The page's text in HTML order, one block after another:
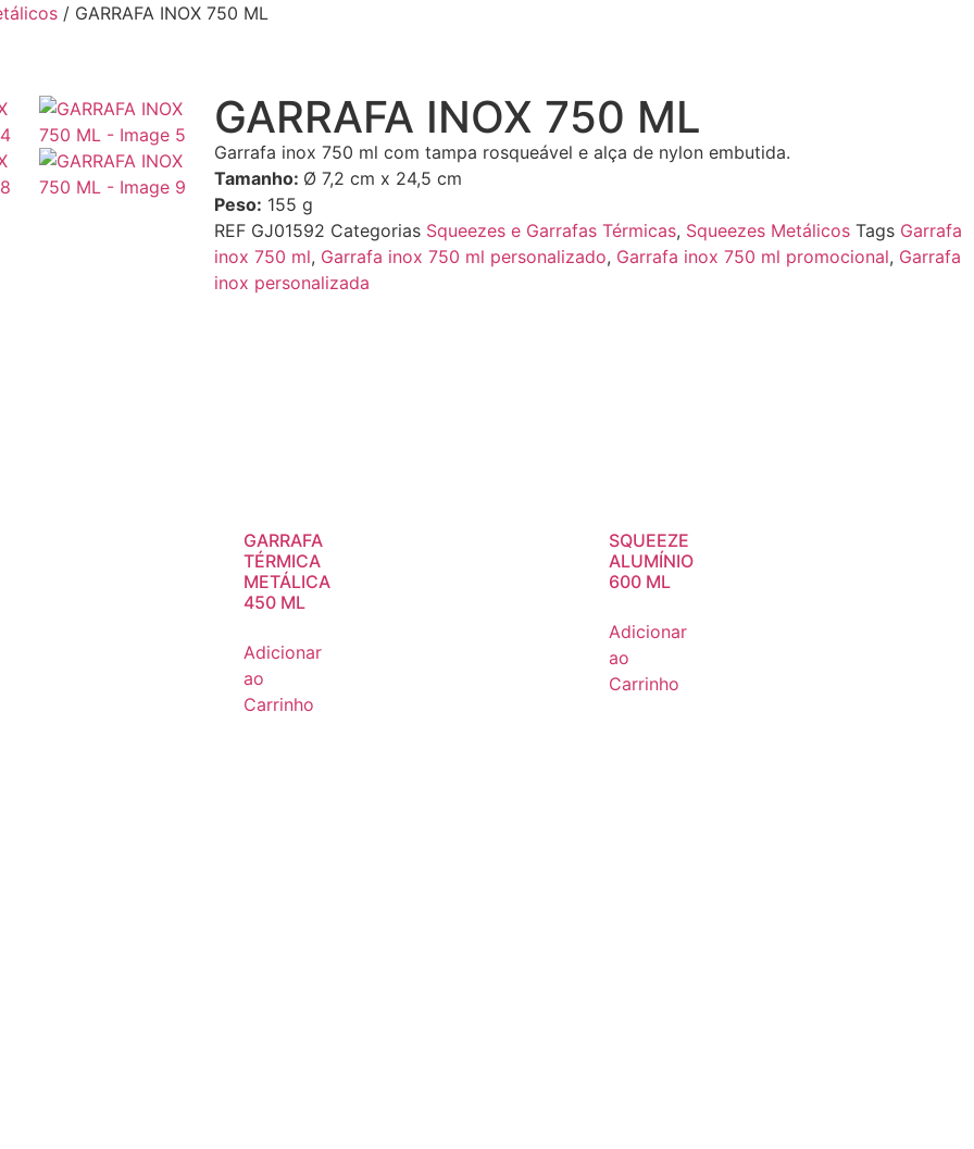
/ GARRAFA INOX 750 ML
GARRAFA INOX 750 ML
Garrafa inox 750 ml com tampa rosqueável e alça de nylon embutida.
Tamanho: Ø 7,2 cm x 24,5 cm
Peso: 155 g
REF GJ01592 Categorias Squeezes e Garrafas Térmicas, Squeezes Metálicos Tags Garrafa
inox 750 ml, Garrafa inox 750 ml personalizado, Garrafa inox 750 ml promocional, Garrafa
inox personalizada
GARRAFA
TÉRMICA
METÁLICA
450 ML
Adicionar
ao
Carrinho
SQUEEZE
ALUMÍNIO
600 ML
Adicionar
ao
Carrinho